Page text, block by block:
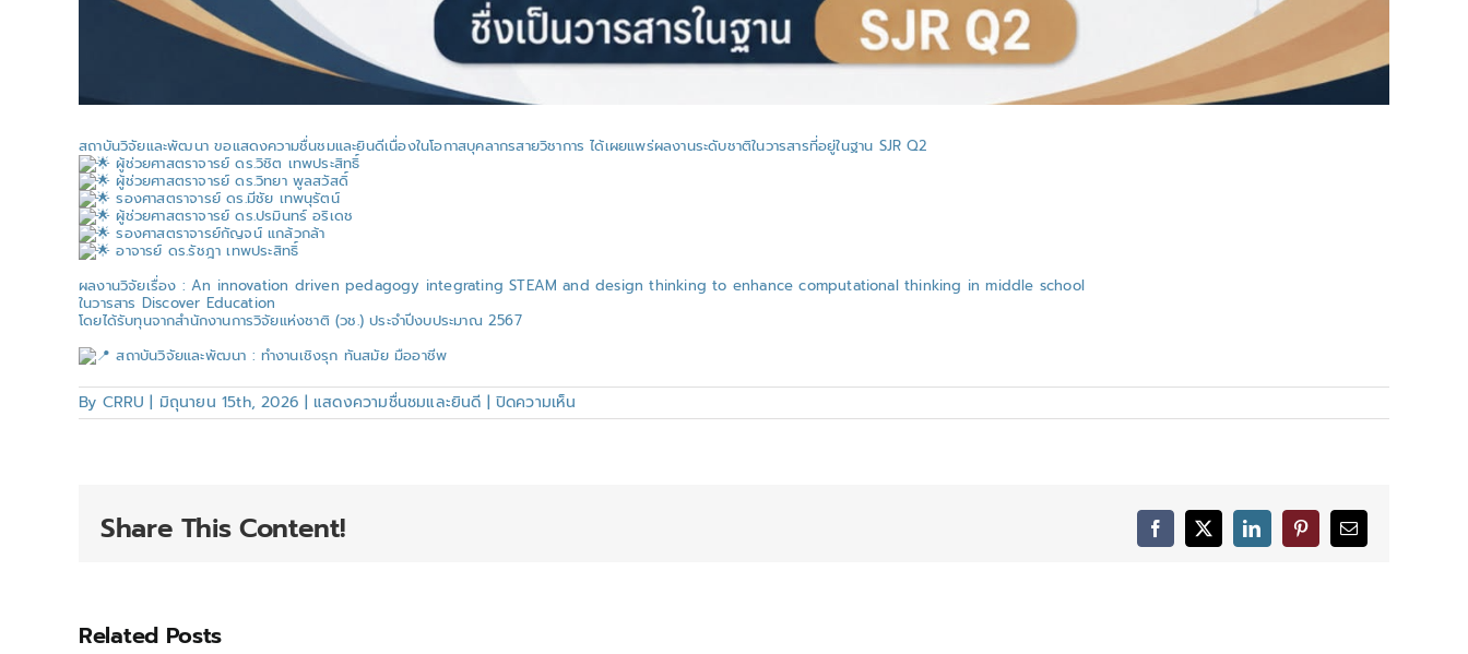
สถาบันวิจัยและพัฒนา ขอแสดงความชื่นชมและยินดีเนื่องในโอกาสบุคลากรสายวิชาการ ได้เผยแพร่ผลงานระดับชาติในวารสารที่อยู่ในฐาน SJR Q2
ผู้ช่วยศาสตราจารย์ ดร.วิชิต เทพประสิทธิ์
ผู้ช่วยศาสตราจารย์ ดร.วิทยา พูลสวัสดิ์
รองศาสตราจารย์ ดร.มีชัย เทพนุรัตน์
ผู้ช่วยศาสตราจารย์ ดร.ปรมินทร์ อริเดช
รองศาสตราจารย์กัญจน์ แกล้วกล้า
อาจารย์ ดร.รัชฎา เทพประสิทธิ์
ผลงานวิจัยเรื่อง : An innovation driven pedagogy integrating STEAM and design thinking to enhance computational thinking in middle school
ในวารสาร Discover Education
โดยได้รับทุนจากสำนักงานการวิจัยแห่งชาติ (วช.) ประจำปีงบประมาณ 2567
สถาบันวิจัยและพัฒนา : ทำงานเชิงรุก ทันสมัย มืออาชีพ
By CRRU | มิถุนายน 15th, 2026 | แสดงความชื่นชมและยินดี | ปิดความเห็น
ขอ
Share This Content! Facebook
X LinkedInPinterestEmail
Related Posts